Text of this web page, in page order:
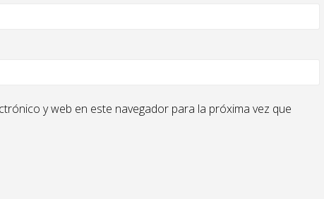
y web en este navegador para la próxima vez que